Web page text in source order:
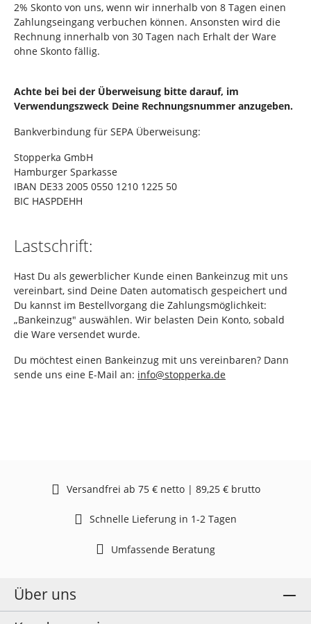
2% Skonto von uns, wenn wir innerhalb von 8 Tagen einen
Zahlungseingang verbuchen können. Ansonsten wird die
Rechnung innerhalb von 30 Tagen nach Erhalt der Ware
ohne Skonto fällig.
Achte bei bei der Überweisung bitte darauf, im
Verwendungszweck Deine Rechnungsnummer anzugeben.
Bankverbindung für SEPA Überweisung:
Stopperka GmbH
Hamburger Sparkasse
IBAN DE33 2005 0550 1210 1225 50
BIC HASPDEHH
Lastschrift:
Hast Du als gewerblicher Kunde einen Bankeinzug mit uns
vereinbart, sind Deine Daten automatisch gespeichert und
Du kannst im Bestellvorgang die Zahlungsmöglichkeit:
„Bankeinzug" auswählen. Wir belasten Dein Konto, sobald
die Ware versendet wurde.
Du möchtest einen Bankeinzug mit uns vereinbaren? Dann
sende uns eine E-Mail an: info@stopperka.de
Versandfrei ab 75 € netto | 89,25 € brutto
Schnelle Lieferung in 1-2 Tagen
Umfassende Beratung
Über uns